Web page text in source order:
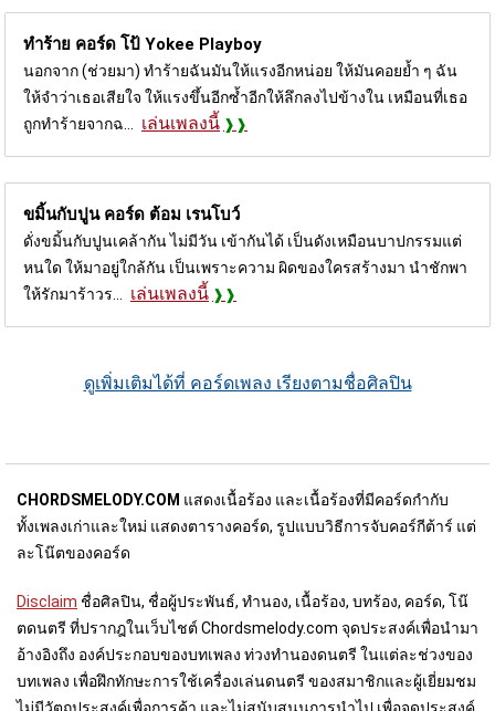
ทำร้าย คอร์ด โป้ Yokee Playboy
นอกจาก (ช่วยมา) ทำร้ายฉันมันให้แรงอีกหน่อย ให้มันคอยย้ำ ๆ ฉัน
ให้จำว่าเธอเสียใจ ให้แรงขึ้นอีกซ้ำอีกให้ลึกลงไปข้างใน เหมือนที่เธอ
ถูกทำร้ายจากฉ...
เล่นเพลงนี้
ขมิ้นกับปูน คอร์ด ต้อม เรนโบว์
ดั่งขมิ้นกับปูนเคล้ากัน ไม่มีวัน เข้ากันได้ เป็นดังเหมือนบาปกรรมแต่
หนใด ให้มาอยู่ใกล้กัน เป็นเพราะความ ผิดของใครสร้างมา นำชักพา
ให้รักมาร้าวร...
เล่นเพลงนี้
ดูเพิ่มเติมได้ที่ คอร์ดเพลง เรียงตามชื่อศิลปิน
CHORDSMELODY.COM แสดงเนื้อร้อง และเนื้อร้องที่มีคอร์ดกำกับ
ทั้งเพลงเก่าและใหม่ แสดงตารางคอร์ด, รูปแบบวิธีการจับคอร์กีต้าร์ แต่
ละโน๊ตของคอร์ด
Disclaim ชื่อศิลปิน, ชื่อผู้ประพันธ์, ทำนอง, เนื้อร้อง, บทร้อง, คอร์ด, โน๊
ตดนตรี ที่ปรากฎในเว็บไชต์ Chordsmelody.com จุดประสงค์เพื่อนำมา
อ้างอิงถึง องค์ประกอบของบทเพลง ท่วงทำนองดนตรี ในแต่ละช่วงของ
บทเพลง เพื่อฝึกทักษะการใช้เครื่องเล่นดนตรี ของสมาชิกและผู้เยี่ยมชม